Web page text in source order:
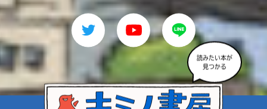
読みたい本が
見つかる